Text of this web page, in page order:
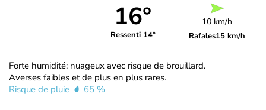
16°
Ressenti 14°
10 km/h
Rafales15 km/h
Forte humidité: nuageux avec risque de brouillard.
Averses faibles et de plus en plus rares.
Risque de pluie
65 %